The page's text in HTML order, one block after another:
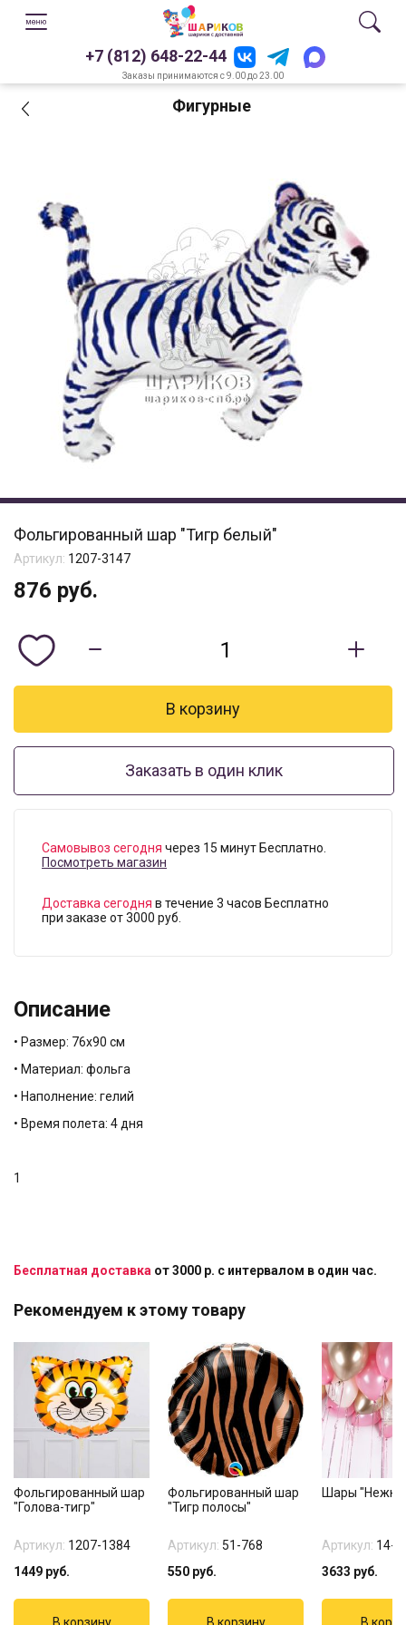
+7 (812) 648-22-44
Заказы принимаются с 9.00 до 23.00
Фигурные
Фольгированный шар "Тигр белый"
Артикул: 1207-3147
876 руб.
Заказать в один клик
Самовывоз сегодня через 15 минут Бесплатно.
Посмотреть магазин
Доставка сегодня в течение 3 часов Бесплатно
при заказе от 3000 руб.
Описание
• Размер: 76х90 см
• Материал: фольга
• Наполнение: гелий
• Время полета: 4 дня
1
Бесплатная доставка от 3000 р. с интервалом в один час.
Рекомендуем к этому товару
Фольгированный шар
"Голова-тигр"
Артикул: 1207-1384
1449 руб.
Фольгированный шар
"Тигр полосы"
Артикул: 51-768
550 руб.
Шары
Артикул: 14-
3633 руб.